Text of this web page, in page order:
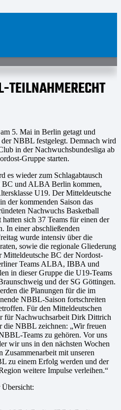
TEILNAHMERECHT
5. Mai in Berlin getagt und
NBBL festgelegt. Demnach wird
in der Nachwuchsbundesliga ab
Gruppe starten.
es wieder zum Schlagabtausch
BC und ALBA Berlin kommen,
U19. Der Mitteldeutsche
der kommenden Saison das
Nachwuchs Basketball
sich 37 Teams für einen der
In einer abschließenden
wurde intensiv über die
sowie die regionale Gliederung
Mitteldeutsche BC der Nordost-
Teams ALBA, IBBA und
in dieser Gruppe die U19-Teams
und der SG Göttingen.
die Planungen für die im
NBBL-Saison fortschreiten
Für den Mitteldeutschen
für Nachwuchsarbeit Dirk Dittrich
die NBBL zeichnen: „Wir freuen
Teams zu gehören. Vor uns
wir uns in den nächsten Wochen
Zusammenarbeit mit unseren
zu einem Erfolg werden und der
weitere Impulse verleihen.“